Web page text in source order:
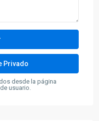
desde la página
usuario.